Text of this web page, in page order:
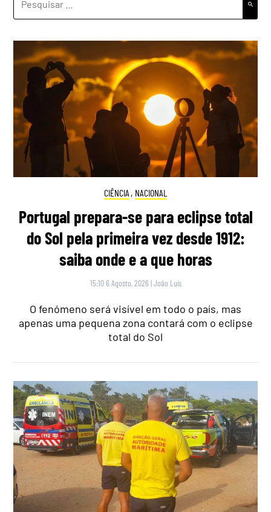
POR:
CIÊNCIA , NACIONAL
Portugal prepara-se para eclipse total
do Sol pela primeira vez desde 1912:
saiba onde e a que horas
15:10 6 Agosto, 2026 |João Luís
O fenómeno será visível em todo o país, mas
apenas uma pequena zona contará com o eclipse
total do Sol